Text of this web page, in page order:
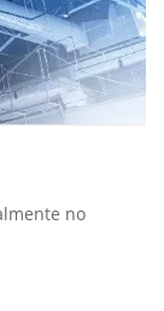
no